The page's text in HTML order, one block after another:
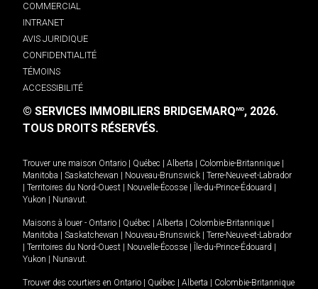
COMMERCIAL
INTRANET
AVIS JURIDIQUE
CONFIDENTIALITÉ
TÉMOINS
ACCESSIBILITÉ
© SERVICES IMMOBILIERS BRIDGEMARQMD, 2026.
TOUS DROITS RÉSERVÉS.
Trouver une maison Ontario Québec Alberta Colombie-Britannique
Manitoba
Saskatchewan Nouveau-Brunswick
Terre-Neuve-et-Labrador
Territoires du Nord-Ouest Nouvelle-Écosse Île-du-Prince-Édouard
Yukon
Nunavut.
Maisons à louer - Ontario Québec Alberta Colombie-Britannique
Manitoba
Saskatchewan Nouveau-Brunswick
Terre-Neuve-et-Labrador
Territoires du Nord-Ouest Nouvelle-Écosse Île-du-Prince-Édouard
Yukon
Nunavut.
Trouver des courtiers en Ontario Québec Alberta
Colombie-Britannique